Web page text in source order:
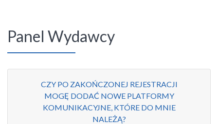
Panel Wydawcy
CZY PO ZAKOŃCZONEJ REJESTRACJI
MOGĘ DODAĆ NOWE PLATFORMY
KOMUNIKACYJNE, KTÓRE DO MNIE
NALEŻĄ?